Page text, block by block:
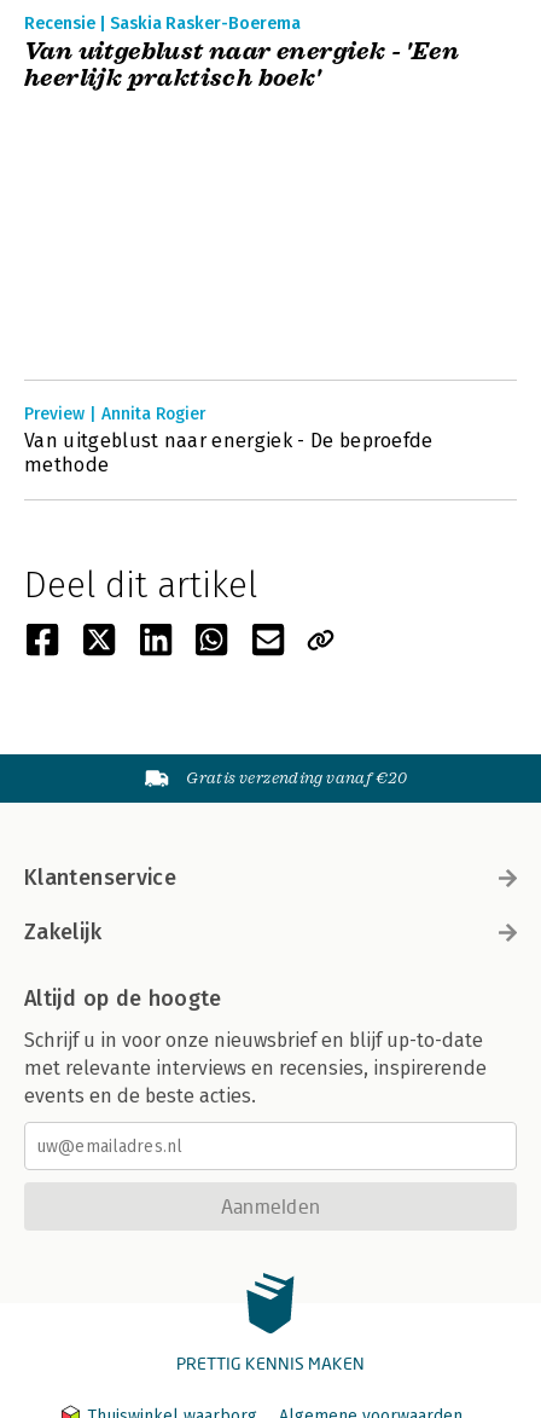
Recensie | Saskia Rasker-Boerema
Van uitgeblust naar energiek - 'Een
heerlijk praktisch boek'
Preview | Annita Rogier
Van uitgeblust naar energiek - De beproefde
methode
Deel dit artikel
Gratis verzending vanaf €20
Klantenservice
Zakelijk
Altijd op de hoogte
Schrijf u in voor onze nieuwsbrief en blijf up-to-date
met relevante interviews en recensies, inspirerende
events en de beste acties.
Aanmelden
PRETTIG KENNIS MAKEN